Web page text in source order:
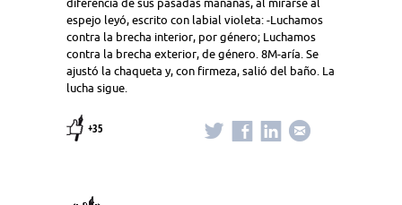
diferencia de sus pasadas mañanas, al mirarse al
espejo leyó, escrito con labial violeta: -Luchamos
contra la brecha interior, por género; Luchamos
contra la brecha exterior, de género. 8M-aría. Se
ajustó la chaqueta y, con firmeza, salió del baño. La
lucha sigue.
+35